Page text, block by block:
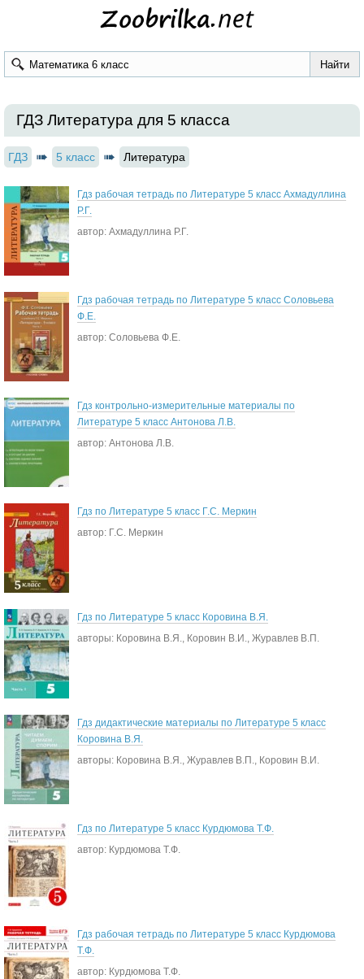
ГДЗ Литература для 5 класса
ГДЗ 5 класс Литература
Гдз рабочая тетрадь по Литературе 5 класс Ахмадуллина
Р.Г.
автор: Ахмадуллина Р.Г.
Гдз рабочая тетрадь по Литературе 5 класс Соловьева
Ф.Е.
автор: Соловьева Ф.Е.
Гдз контрольно-измерительные материалы по
Литературе 5 класс Антонова Л.В.
автор: Антонова Л.В.
Гдз по Литературе 5 класс Г.С. Меркин
автор: Г.С. Меркин
Гдз по Литературе 5 класс Коровина В.Я.
авторы: Коровина В.Я., Коровин В.И., Журавлев В.П.
Гдз дидактические материалы по Литературе 5 класс
Коровина В.Я.
авторы: Коровина В.Я., Журавлев В.П., Коровин В.И.
Гдз по Литературе 5 класс Курдюмова Т.Ф.
автор: Курдюмова Т.Ф.
Гдз рабочая тетрадь по Литературе 5 класс Курдюмова
Т.Ф.
автор: Курдюмова Т.Ф.